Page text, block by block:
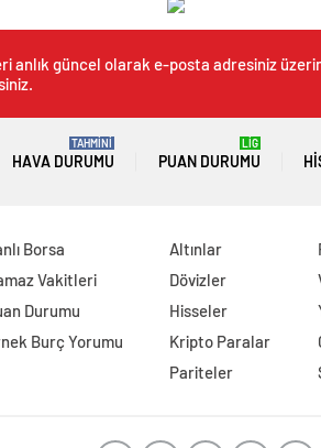
anlık güncel olarak e-posta adresiniz
HAVA DURUMU
TAHMİNİ
PUAN DURUMU
LİG
Borsa
Vakitleri
Durumu
Burç Yorumu
Altınlar
Dövizler
Hisseler
Kripto Paralar
Pariteler